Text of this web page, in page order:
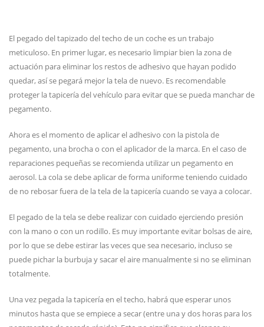
El pegado del tapizado del techo de un coche es un trabajo
meticuloso. En primer lugar, es necesario limpiar bien la zona de
actuación para eliminar los restos de adhesivo que hayan podido
quedar, así se pegará mejor la tela de nuevo. Es recomendable
proteger la tapicería del vehículo para evitar que se pueda manchar de
pegamento.
Ahora es el momento de aplicar el adhesivo con la pistola de
pegamento, una brocha o con el aplicador de la marca. En el caso de
reparaciones pequeñas se recomienda utilizar un pegamento en
aerosol. La cola se debe aplicar de forma uniforme teniendo cuidado
de no rebosar fuera de la tela de la tapicería cuando se vaya a colocar.
El pegado de la tela se debe realizar con cuidado ejerciendo presión
con la mano o con un rodillo. Es muy importante evitar bolsas de aire,
por lo que se debe estirar las veces que sea necesario, incluso se
puede pichar la burbuja y sacar el aire manualmente si no se eliminan
totalmente.
Una vez pegada la tapicería en el techo, habrá que esperar unos
minutos hasta que se empiece a secar (entre una y dos horas para los